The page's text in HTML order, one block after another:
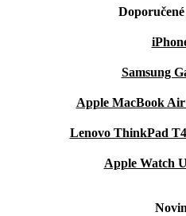
Samsung
Apple MacBook
Lenovo ThinkPad
Apple Watch